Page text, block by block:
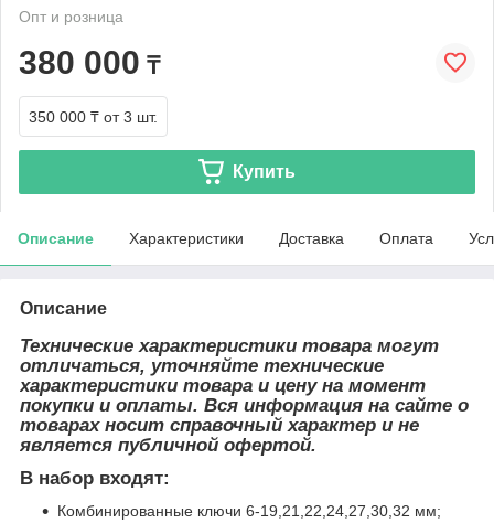
Опт и розница
380 000 ₸
350 000 ₸ от 3 шт.
Купить
Описание Характеристики Доставка Оплата
Описание
Технические характеристики товара могут
отличаться, уточняйте технические
характеристики товара и цену на момент
покупки и оплаты. Вся информация на сайте о
товарах носит справочный характер и не
является публичной офертой.
В набор входят:
Комбинированные ключи 6-19,21,22,24,27,30,32 мм;